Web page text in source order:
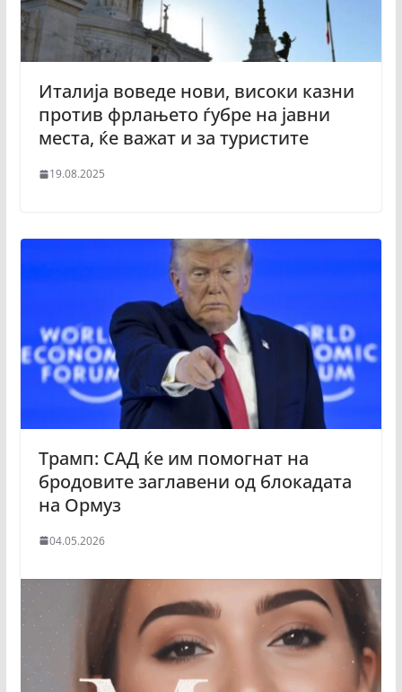
Италија воведе нови, високи казни
против фрлањето ѓубре на јавни
места, ќе важат и за туристите
19.08.2025
Трамп: САД ќе им помогнат на
бродовите заглавени од блокадата
на Ормуз
04.05.2026